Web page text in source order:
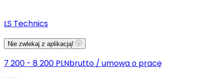
LS Technics
Nie zwlekaj z aplikacją!
7 200 - 8 200 PLNbrutto / umowa o pracę